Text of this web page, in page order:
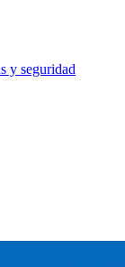
y seguridad